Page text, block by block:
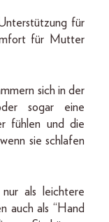
für
für Mutter
sich in der
sogar eine
fühlen und die
sie schlafen
als leichtere
auch als “Hand